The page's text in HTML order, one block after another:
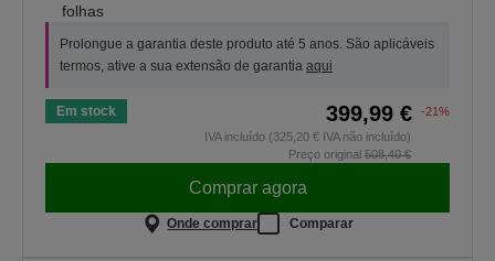
folhas
Prolongue a garantia deste produto até 5 anos. São aplicáveis
termos, ative a sua extensão de garantia aqui
Em stock 399,99 €
-21%
IVA incluído (325,20 € IVA não incluído)
Preço original 508,40 €
Comprar agora
Onde comprar Comparar